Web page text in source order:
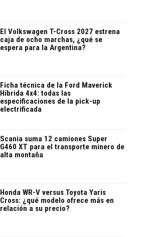
El Volkswagen T-Cross 2027 estrena
caja de ocho marchas, ¿qué se
espera para la Argentina?
Ficha técnica de la Ford Maverick
Híbrida 4x4: todas las
especificaciones de la pick-up
electrificada
Scania suma 12 camiones Super
G460 XT para el transporte minero de
alta montaña
Honda WR-V versus Toyota Yaris
Cross: ¿qué modelo ofrece más en
relación a su precio?